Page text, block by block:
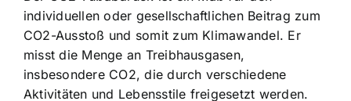
individuellen oder gesellschaftlichen Beitrag zum
CO2-Ausstoß und somit zum Klimawandel. Er
misst die Menge an Treibhausgasen,
insbesondere CO2, die durch verschiedene
Aktivitäten und Lebensstile freigesetzt werden.